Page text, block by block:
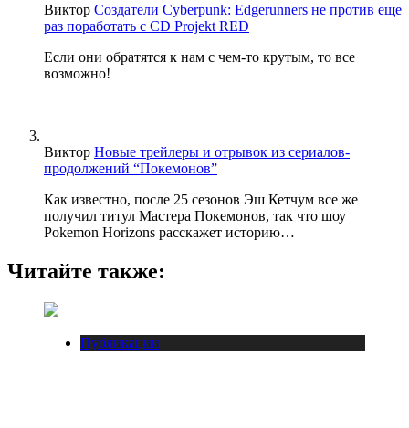
Виктор Создатели Cyberpunk: Edgerunners не против еще
раз поработать с CD Projekt RED
Если они обратятся к нам с чем-то крутым, то все
возможно!
Виктор Новые трейлеры и отрывок из сериалов-
продолжений “Покемонов”
Как известно, после 25 сезонов Эш Кетчум все же
получил титул Мастера Покемонов, так что шоу
Pokemon Horizons расскажет историю…
Читайте также:
Публикации